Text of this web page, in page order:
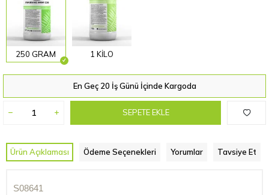
250 GRAM 1 KİLO
En Geç 20 İş Günü İçinde Kargoda
SEPETE EKLE
Ürün Açıklaması Ödeme Seçenekleri Yorumlar Tavsiye Et
S08641